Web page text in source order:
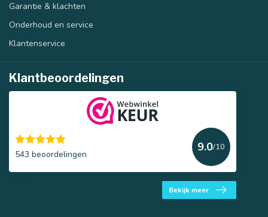
Garantie & klachten
Onderhoud en service
Klantenservice
Klantbeoordelingen
543 beoordelingen
9.0/10
Bekijk meer